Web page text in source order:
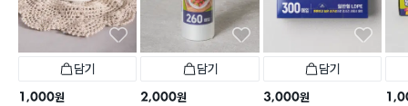
담기
1,000원
담기
2,000원
담기
3,000원